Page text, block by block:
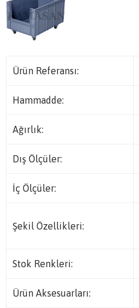
Ürün Referansı:
Hammadde:
Ağırlık:
Dış Ölçüler:
İç Ölçüler:
Şekil Özellikleri:
Stok Renkleri:
Ürün Aksesuarları: